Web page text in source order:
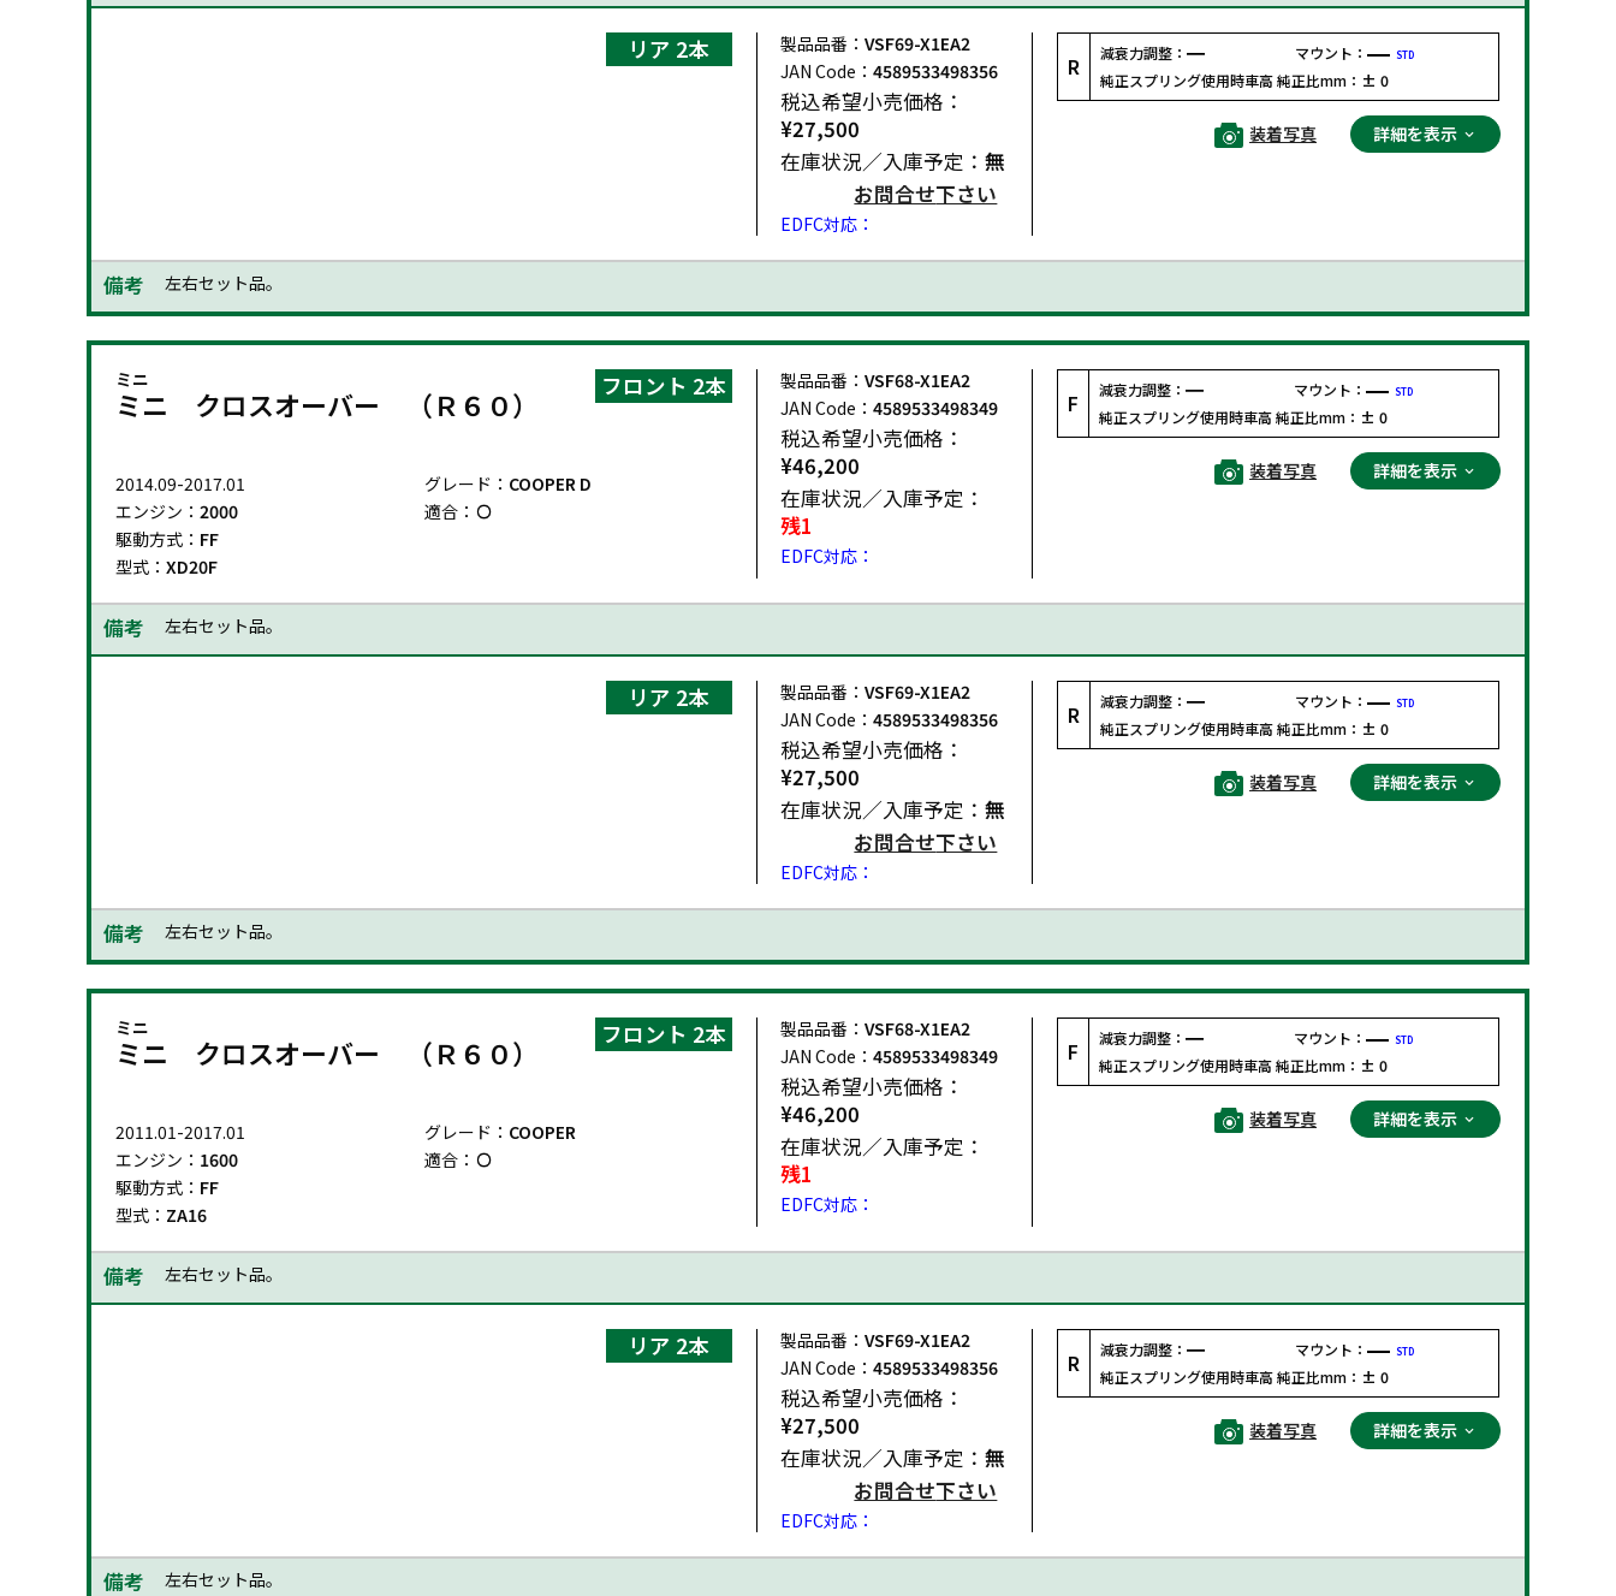
リア 2本 製品品番： VSF69-X1EA2
JAN Code： 4589533498356
税込希望小売価格：
¥27,500
在庫状況／入庫予定： 無
お問合せ下さい
EDFC対応：
R 減衰力調整： マウント： STD
純正スプリング使用時車高 純正比mm： ± 0
装着写真 詳細を表示
備考 左右セット品。
ミニ
ミニ クロスオーバー （Ｒ６０）
2014.09-2017.01
エンジン： 2000
駆動方式： FF
型式： XD20F
グレード： COOPER D
適合：
フロント 2本 製品品番： VSF68-X1EA2
JAN Code： 4589533498349
税込希望小売価格：
¥46,200
在庫状況／入庫予定：
残1
EDFC対応：
F 減衰力調整： マウント： STD
純正スプリング使用時車高 純正比mm： ± 0
装着写真 詳細を表示
備考 左右セット品。
リア 2本 製品品番： VSF69-X1EA2
JAN Code： 4589533498356
税込希望小売価格：
¥27,500
在庫状況／入庫予定： 無
お問合せ下さい
EDFC対応：
R 減衰力調整： マウント： STD
純正スプリング使用時車高 純正比mm： ± 0
装着写真 詳細を表示
備考 左右セット品。
ミニ
ミニ クロスオーバー （Ｒ６０）
2011.01-2017.01
エンジン： 1600
駆動方式： FF
型式： ZA16
グレード： COOPER
適合：
フロント 2本 製品品番： VSF68-X1EA2
JAN Code： 4589533498349
税込希望小売価格：
¥46,200
在庫状況／入庫予定：
残1
EDFC対応：
F 減衰力調整： マウント： STD
純正スプリング使用時車高 純正比mm： ± 0
装着写真 詳細を表示
備考 左右セット品。
リア 2本 製品品番： VSF69-X1EA2
JAN Code： 4589533498356
税込希望小売価格：
¥27,500
在庫状況／入庫予定： 無
お問合せ下さい
EDFC対応：
R 減衰力調整： マウント： STD
純正スプリング使用時車高 純正比mm： ± 0
装着写真 詳細を表示
備考 左右セット品。